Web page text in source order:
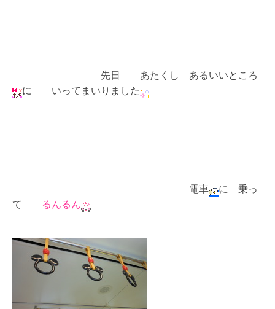
先日 あたくし あるいいところ
に いってまいりました
電車
に 乗っ
て
るんるん